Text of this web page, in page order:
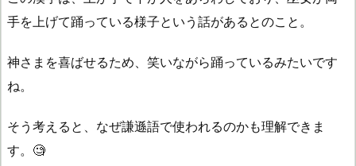
手を上げて踊っている様子という話があるとのこと。
神さまを喜ばせるため、笑いながら踊っているみたいです
ね。
そう考えると、なぜ謙遜語で使われるのかも理解できま
す。🧐